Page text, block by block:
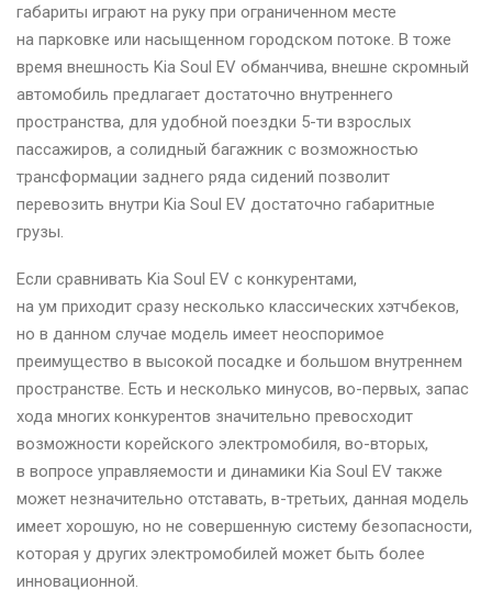
габариты играют на руку при ограниченном месте
на парковке или насыщенном городском потоке. В тоже
время внешность Kia Soul EV обманчива, внешне скромный
автомобиль предлагает достаточно внутреннего
пространства, для удобной поездки 5-ти взрослых
пассажиров, а солидный багажник с возможностью
трансформации заднего ряда сидений позволит
перевозить внутри Kia Soul EV достаточно габаритные
грузы.
Если сравнивать Kia Soul EV с конкурентами,
на ум приходит сразу несколько классических хэтчбеков,
но в данном случае модель имеет неоспоримое
преимущество в высокой посадке и большом внутреннем
пространстве. Есть и несколько минусов, во-первых, запас
хода многих конкурентов значительно превосходит
возможности корейского электромобиля, во-вторых,
в вопросе управляемости и динамики Kia Soul EV также
может незначительно отставать, в-третьих, данная модель
имеет хорошую, но не совершенную систему безопасности,
которая у других электромобилей может быть более
инновационной.